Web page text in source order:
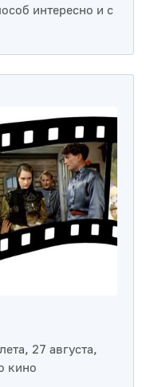
интересно и с
27 августа,
кино